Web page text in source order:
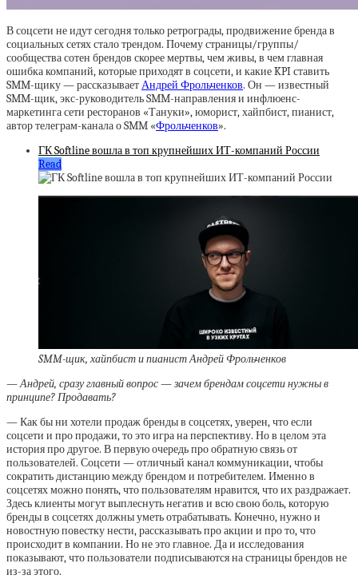
В соцсети не идут сегодня только ретрограды, продвижение бренда в
социальных сетях стало трендом. Почему страницы/группы/
сообщества сотен брендов скорее мертвы, чем живы, в чем главная
ошибка компаний, которые приходят в соцсети, и какие KPI ставить
SMM-щику — рассказываетАндрей Фрольченков. Он — известный
SMM-щик, экс-руководитель SMM-направления и инфлюенс-
маркетинга сети ресторанов «Тануки», юморист, хайпбист, пианист,
автор телеграм-канала о SMM «Фрольченков».
ГК Softline вошла в топ крупнейших ИТ-компаний России
Read
SMM-щик, хайпбист и пианист Андрей Фрольченков
— Андрей, сразу главный вопрос — зачем брендам соцсети нужны в
принципе? Продавать?
— Как бы ни хотели продаж бренды в соцсетях, уверен, что если
соцсети и про продажи, то это игра на перспективу. Но в целом эта
история про другое. В первую очередь про обратную связь от
пользователей. Соцсети — отличный канал коммуникации, чтобы
сократить дистанцию между брендом и потребителем. Именно в
соцсетях можно понять, что пользователям нравится, что их раздражает.
Здесь клиенты могут выплеснуть негатив и всю свою боль, которую
бренды в соцсетях должны уметь отрабатывать. Конечно, нужно и
новостную повестку нести, рассказывать про акции и про то, что
происходит в компании. Но не это главное. Да и исследования
показывают, что пользователи подписываются на страницы брендов не
из-за этого.